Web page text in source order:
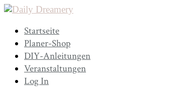
Startseite
Planer-Shop
DIY-Anleitungen
Veranstaltungen
Log In